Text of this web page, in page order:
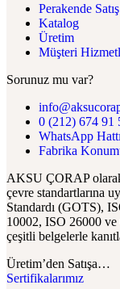
Perakende Satış
Katalog
Üretim
Müşteri
Sorunuz mu var?
0 (212) 674 91
WhatsApp Hattı
Fabrika
AKSU ÇORAP
çevre standartlarına
Standardı (GOTS),
10002, ISO 26000
çeşitli belgelerle
Üretim’den Satışa…
Sertifikalarımız